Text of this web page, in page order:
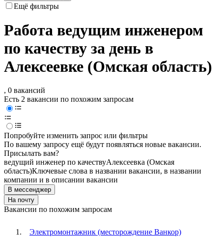
Ещё фильтры
Работа ведущим инженером
по качеству за день в
Алексеевке (Омская область)
, 0 вакансий
Есть 2 вакансии по похожим запросам
Попробуйте изменить запрос или фильтры
По вашему запросу ещё будут появляться новые вакансии.
Присылать вам?
ведущий инженер по качествуАлексеевка (Омская
область)Ключевые слова в названии вакансии, в названии
компании и в описании вакансии
В мессенджер
На почту
Вакансии по похожим запросам
Электромонтажник (месторождение Ванкор)